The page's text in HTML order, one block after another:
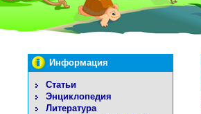
Информация
Статьи
Энциклопедия
Литература